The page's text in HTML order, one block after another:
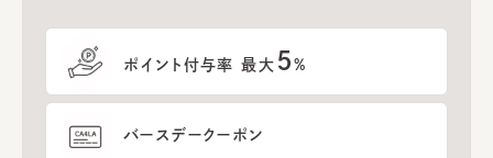
ポイント付与率 最大 5%
バースデークーポン